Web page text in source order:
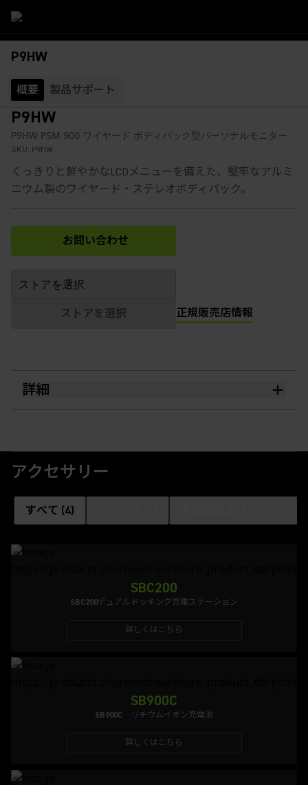
P9HW
概要 製品サポート
P9HW
P9HW PSM 900 ワイヤード ボディパック型パーソナルモニター
SKU: P9HW
くっきりと鮮やかなLCDメニューを備えた、堅牢なアルミ
ニウム製のワイヤード・ステレオボディパック。
お問い合わせ
(Opens in a new tab)
ストアを選択 正規販売店情報
詳細
アクセサリー
すべて (4)
SBC200
SBC200デュアルドッキング充電ステーション
詳しくはこちら
SB900C
SB900C リチウムイオン充電池
詳しくはこちら